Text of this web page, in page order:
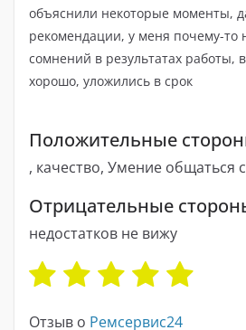
объяснили некоторые моменты,
рекомендации, у меня почему-то
сомнений в результатах работы,
хорошо, уложились в срок
Положительные
, качество, Умение общаться
Отрицательные
недостатков не вижу
Отзыв о Ремсервис24